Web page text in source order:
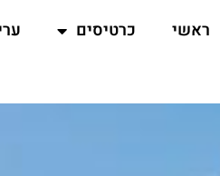
ראשי כרטיסים